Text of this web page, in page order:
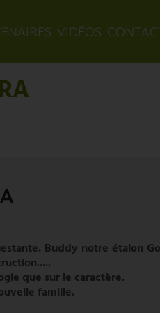
VIDÉOS
Buddy notre étalon
que sur le caractère.
famille.